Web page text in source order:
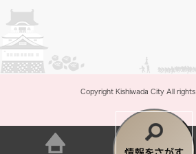
Copyright Kishiwada City All rights